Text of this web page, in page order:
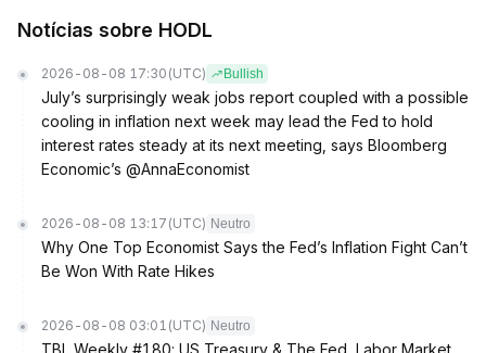
Notícias sobre HODL
2026-08-08 17:30 (UTC) Bullish
July’s surprisingly weak jobs report coupled with a possible
cooling in inflation next week may lead the Fed to hold
interest rates steady at its next meeting, says Bloomberg
Economic’s @AnnaEconomist
2026-08-08 13:17 (UTC) Neutro
Why One Top Economist Says the Fed’s Inflation Fight Can’t
Be Won With Rate Hikes
2026-08-08 03:01 (UTC) Neutro
TBL Weekly #180: US Treasury & The Fed, Labor Market,